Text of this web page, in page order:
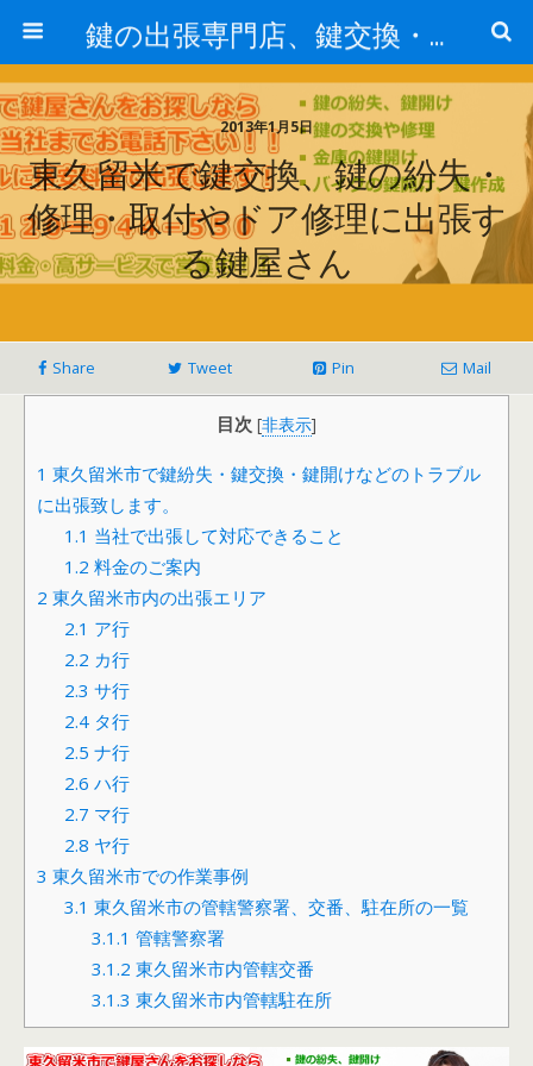
鍵の出張専門店、鍵交換・修理が格安料金/東京・埼玉・さいたま市
2013年1月5日
東久留米で鍵交換、鍵の紛失・
修理・取付やドア修理に出張す
る鍵屋さん
Share Tweet Pin Mail
目次 [非表示]
1 東久留米市で鍵紛失・鍵交換・鍵開けなどのトラブル
に出張致します。
1.1 当社で出張して対応できること
1.2 料金のご案内
2 東久留米市内の出張エリア
2.1 ア行
2.2 カ行
2.3 サ行
2.4タ行
2.5 ナ行
2.6 ハ行
2.7 マ行
2.8 ヤ行
3 東久留米市での作業事例
3.1 東久留米市の管轄警察署、交番、駐在所の一覧
3.1.1 管轄警察署
3.1.2 東久留米市内管轄交番
3.1.3 東久留米市内管轄駐在所